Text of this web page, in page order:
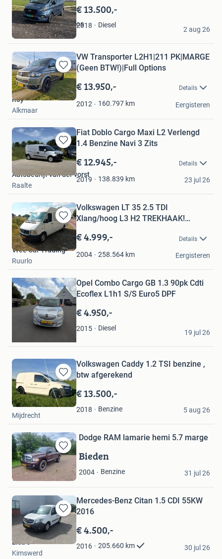
in
Mijn
Favorieten
€ 13.500,-
2018 Diesel
Mauricio Castro Carlos
Amsterdam
2 aug 26
Bewaren
in
Mijn
Favorieten
VW Transporter L2H1|211 PK|MARGE
(Geen BTW!)|Full Options
€ 13.950,- Details
2012 160.797 km
Roy
Alkmaar
Eergisteren
Bewaren
in
Mijn
Favorieten
Fiat Doblo Cargo Maxi L2 Verlengd
1.4 Benzine Navi 3 Zits
€ 12.945,- Details
2019 138.839 km
Autobedrijf van der vorst
Raalte
23 jul 26
Bewaren
in
Mijn
Favorieten
Volkswagen LT 35 2.5 TDI
Xlang/hoog L3 H2 TREKHAAK!
€ 4.999,- Details
2004 258.564 km
Vree Car Trading
Ruurlo
Eergisteren
in
Mijn
Favorieten
Opel Combo Cargo GB 1.3 90pk Cdti
Ecoflex L1h1 S/S Euro5 DPF
€ 4.950,-
2015 Diesel
19 jul 26
Bewaren
in
Mijn
Favorieten
Volkswagen Caddy 1.2 TSI benzine ,
btw afgerekend
€ 13.500,-
2018 Benzine
vlinder
Mijdrecht
5 aug 26
Bewaren
in
Mijn
Favorieten
Dodge RAM lamarie hemi 5.7 marge
Bieden
2004 Benzine
sj
Winsum
31 jul 26
Bewaren
in
Mijn
Favorieten
Mercedes-Benz Citan 1.5 CDI 55KW
2016
€ 4.500,-
2016 205.660 km
Lisa J
Kimswerd
30 jul 26